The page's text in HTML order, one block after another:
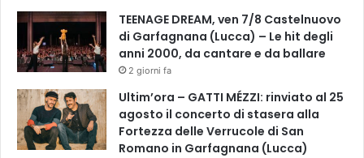
TEENAGE DREAM, ven 7/8 Castelnuovo
di Garfagnana (Lucca) – Le hit degli
anni 2000, da cantare e da ballare
2 giorni fa
Ultim’ora – GATTI MÉZZI: rinviato al 25
agosto il concerto di stasera alla
Fortezza delle Verrucole di San
Romano in Garfagnana (Lucca)